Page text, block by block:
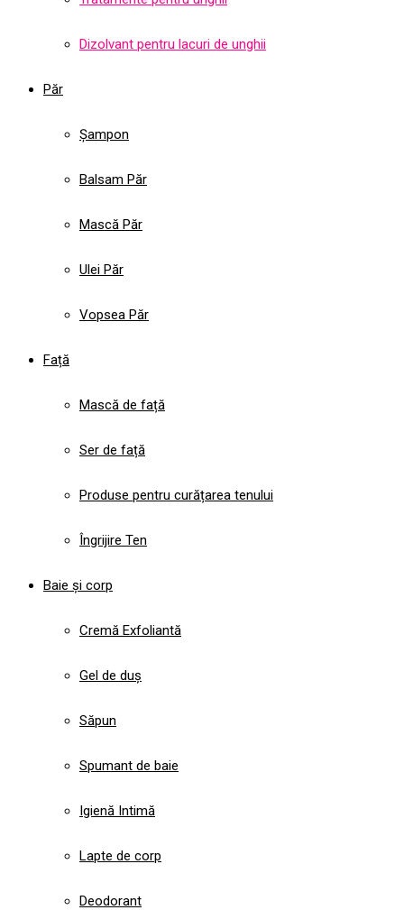
Dizolvant pentru lacuri de unghii
Păr
Șampon
Balsam Păr
Mască Păr
Ulei Păr
Vopsea Păr
Față
Mască de față
Ser de față
Produse pentru curățarea tenului
Îngrijire Ten
Baie și corp
Cremă Exfoliantă
Gel de duș
Săpun
Spumant de baie
Igienă Intimă
Lapte de corp
Deodorant